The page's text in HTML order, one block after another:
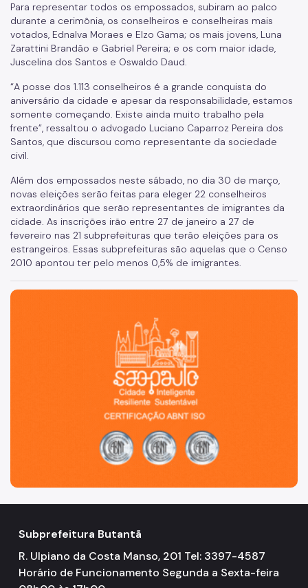
Para representar todos os empossados, subiram ao palco
durante a cerimônia, os conselheiros e conselheiras mais
votados, Ednalva Moraes e Elzo Gama; os mais jovens, Luna
Zarattini Brandão e Gabriel Pereira; e os com maior idade,
Juscelina dos Santos e Oswaldo Daud.
“A posse dos 1.113 conselheiros é a grande conquista do
aniversário da cidade e apesar da responsabilidade, estamos
somente começando. Existe ainda muito trabalho pela
frente”, ressaltou o advogado Luciano Caparroz Pereira dos
Santos, que discursou como representante da sociedade
civil.
Além dos empossados neste sábado, no dia 30 de março,
novas eleições serão feitas para eleger 22 conselheiros
extraordinários que serão representantes de imigrantes da
cidade. As inscrições irão entre 27 de janeiro a 27 de
fevereiro nas 21 subprefeituras que terão eleições para os
estrangeiros. Essas subprefeituras são aquelas que o Censo
2010 apontou ter pelo menos 0,5% de imigrantes.
São Paulo, cidade inteligente, resiliente e sustentável
Subprefeitura Butantã
R. Ulpiano da Costa Manso, 201 Tel: 3397-4587
Horário de Funcionamento Segunda a Sexta-feira